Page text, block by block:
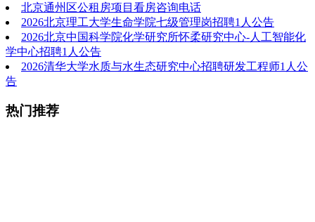
北京通州区公租房项目看房咨询电话
2026北京理工大学生命学院七级管理岗招聘1人公告
2026北京中国科学院化学研究所怀柔研究中心-人工智能化
学中心招聘1人公告
2026清华大学水质与水生态研究中心招聘研发工程师1人公
告
热门推荐